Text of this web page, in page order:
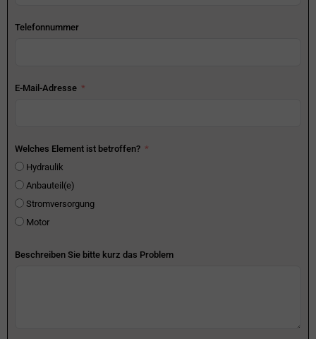
Telefonnummer
E-Mail-Adresse
Welches Element ist betroffen?
Hydraulik
Anbauteil(e)
Stromversorgung
Motor
Beschreiben Sie bitte kurz das Problem